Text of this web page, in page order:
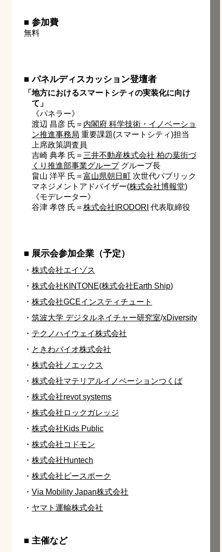
■ 参加費
無料
■ パネルディスカッション登壇者
「地方におけるスマートシティの実装化に向け
て」
《パネラー》
渡辺 昌彦 氏＝ 内閣府 科学技術・イノベーショ
ン推進事務局 重要課題(スマートシティ)担当
上席政策調査員
吉崎 典孝 氏＝ 三井不動産株式会社 柏の葉街づ
くり推進部事業グループグループ長
畠山 洋平 氏＝ 富山県朝日町 次世代パブリック
マネジメントアドバイザー(株式会社博報堂)
《モデレーター》
谷津 孝啓 氏＝ 株式会社IRODORI 代表取締役
■ 展示会参加企業（予定）
・ 株式会社エイゾス
・ 株式会社KINTONE(株式会社Earth Ship)
・ 株式会社GCEインスティチュート
・ 筑波大学 デジタルネイチャー研究室/xDiversity
・ テクノハイウェイ株式会社
・ ときわバイオ株式会社
・ 株式会社ノエックス
・ 株式会社マテリアルイノベーションつくば
・ 株式会社revot systems
・ 株式会社ロックガレッジ
・ 株式会社Kids Public
・ 株式会社コドモン
・ 株式会社Huntech
・ 株式会社ビースポーク
・ Via Mobility Japan株式会社
・ ヤマト運輸株式会社
■ 主催など